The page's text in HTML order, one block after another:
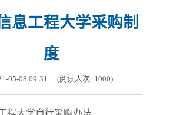
息工程大学采购制
度
05-08 09:31 (阅读人次: 1000)
程大学自行采购办法